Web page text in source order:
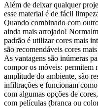
Além de deixar qualquer
esse material é de fácil
Quando combinado com
ainda mais arrojado!
padrão é utilizar cores mais
são recomendáveis cores
As vantagens são inúmeras
compor os móveis: permitem
amplitude do ambiente, são
infiltrações e funcionam
com algumas opções de
com películas (branca ou